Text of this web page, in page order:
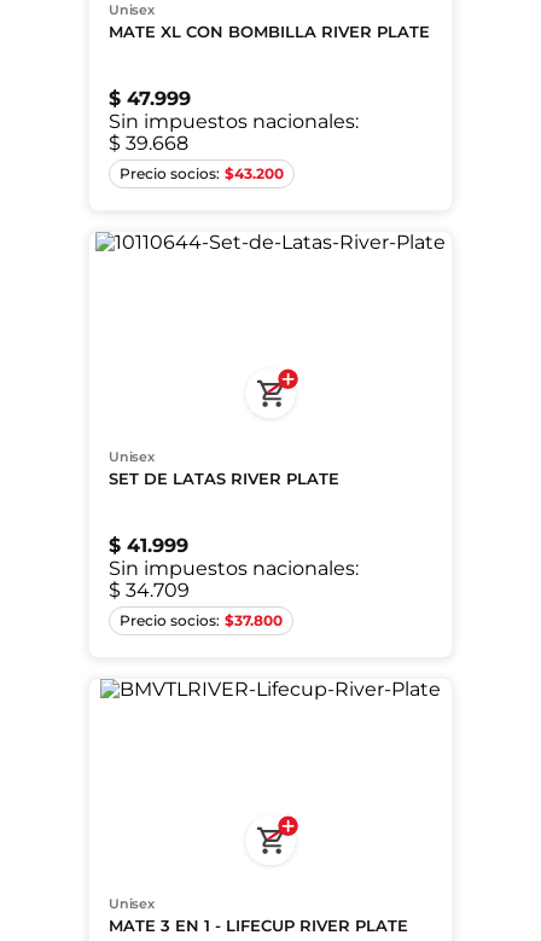
Unisex
MATE XL CON BOMBILLA RIVER PLATE
$ 47.999
Sin impuestos nacionales:
$ 39.668
$43.200
Unisex
SET DE LATAS RIVER PLATE
$ 41.999
Sin impuestos nacionales:
$ 34.709
$37.800
Unisex
MATE 3 EN 1 - LIFECUP RIVER PLATE